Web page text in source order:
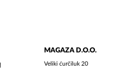
MAGAZA D.O.O.
Veliki ćurčiluk 20